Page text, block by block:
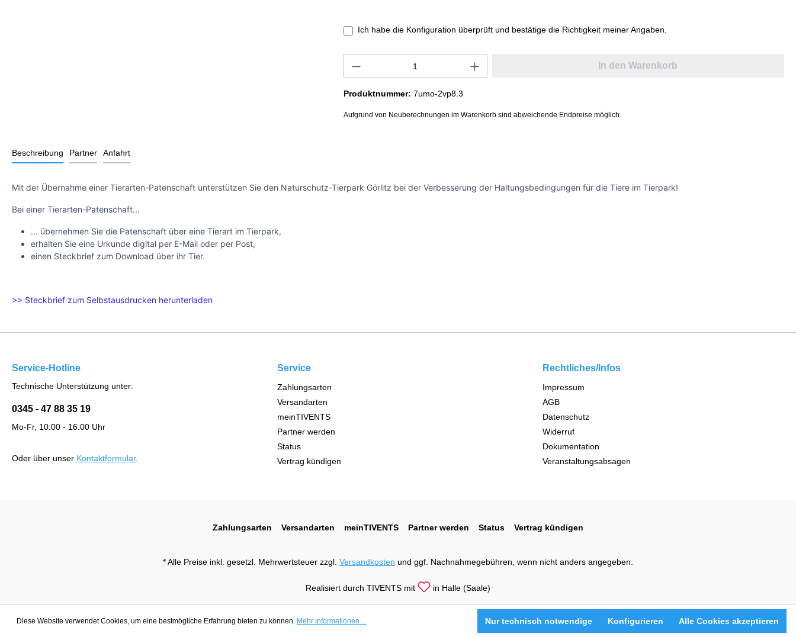
Ich habe die Konfiguration überprüft und bestätige die Richtigkeit meiner Angaben.
In den Warenkorb
Produktnummer: 7umo-2vp8.3
Aufgrund von Neuberechnungen im Warenkorb sind abweichende Endpreise möglich.
Beschreibung Partner Anfahrt
Mit der Übernahme einer Tierarten-Patenschaft unterstützen Sie den Naturschutz-Tierpark Görlitz bei der Verbesserung der Haltungsbedingungen für die Tiere im Tierpark!
Bei einer Tierarten-Patenschaft...
... übernehmen Sie die Patenschaft über eine Tierart im Tierpark,
erhalten Sie eine Urkunde digital per E-Mail oder per Post,
einen Steckbrief zum Download über ihr Tier.
>> Steckbrief zum Selbstausdrucken herunterladen
Service-Hotline
Technische Unterstützung unter:
0345 - 47 88 35 19
Mo-Fr, 10:00 - 16:00 Uhr
Oder über unser Kontaktformular.
Service
Zahlungsarten
Versandarten
meinTIVENTS
Partner werden
Status
Vertrag kündigen
Rechtliches/Infos
Impressum
AGB
Datenschutz
Widerruf
Dokumentation
Veranstaltungsabsagen
Zahlungsarten Versandarten meinTIVENTS Partner werden Status Vertrag kündigen
* Alle Preise inkl. gesetzl. Mehrwertsteuer zzgl. Versandkosten und ggf. Nachnahmegebühren, wenn nicht anders angegeben.
Realisiert durch TIVENTS mit in Halle (Saale)
Diese Website verwendet Cookies, um eine bestmögliche Erfahrung bieten zu können. Mehr Informationen ... Nur technisch notwendige Konfigurieren Alle Cookies akzeptieren